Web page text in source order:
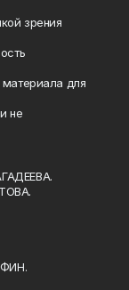
зрения
для
не